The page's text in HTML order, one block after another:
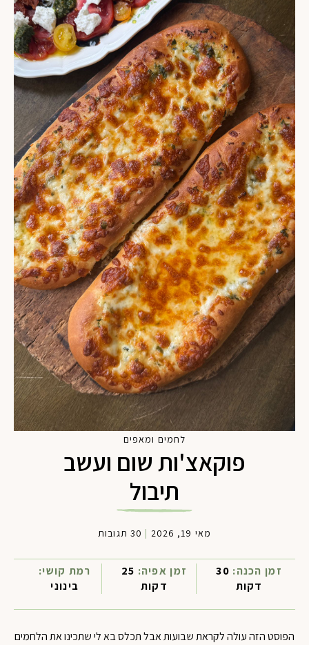
לחמים ומאפים
פוקאצ'ות שום ועשב
תיבול
מאי 19, 2026
זמן הכנה: 30
דקות
זמן אפיה: 25
דקות
רמת קושי:
בינוני
הפוסט הזה עולה לקראת שבועות אבל תכלס בא לי שתכינו את הלחמים